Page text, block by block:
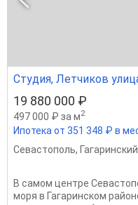
Студия, Летчиков
19 880 000 ₽
497 000 ₽ за м2
Ипотека от 351 348 ₽ в
Севастополь,
В самом центре
моря в Гагаринском